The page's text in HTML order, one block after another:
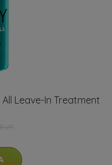
Leave-In Treatment